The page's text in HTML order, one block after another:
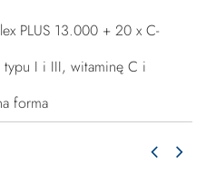
PLUS 13.000 + 20 x C-
typu I i III, witaminę C i
forma